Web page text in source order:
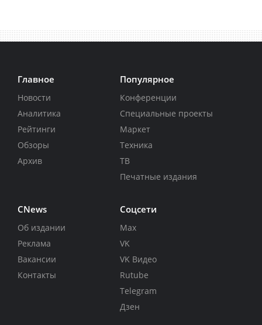
Главное
Новости
Аналитика
Рейтинги
Обзоры
Архив
Популярное
Конференции
Специальные проекты
Маркет
Техника
ТВ
Печатные издания
CNews
Об издании
Реклама
Вакансии
Контакты
Соцсети
Max
VK
VK Видео
Rutube
Telegram
Дзен